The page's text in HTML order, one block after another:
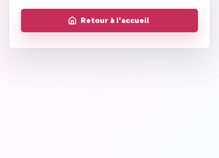
Retour à l'accueil